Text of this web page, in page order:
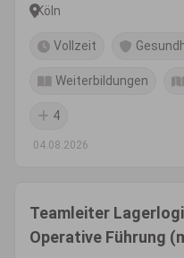
Köln
Vollzeit
Weiterbildungen
4
04.08.2026
Teamleiter
Operative Führung